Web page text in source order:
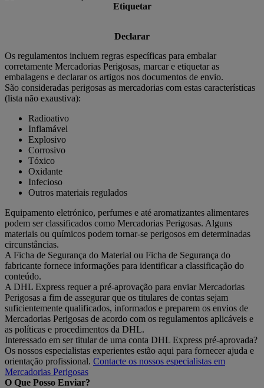
Etiquetar
Declarar
Os regulamentos incluem regras específicas para embalar
corretamente Mercadorias Perigosas, marcar e etiquetar as
embalagens e declarar os artigos nos documentos de envio.
São consideradas perigosas as mercadorias com estas características
(lista não exaustiva):
Radioativo
Inflamável
Explosivo
Corrosivo
Tóxico
Oxidante
Infecioso
Outros materiais regulados
Equipamento eletrónico, perfumes e até aromatizantes alimentares
podem ser classificados como Mercadorias Perigosas. Alguns
materiais ou químicos podem tornar-se perigosos em determinadas
circunstâncias.
A Ficha de Segurança do Material ou Ficha de Segurança do
fabricante fornece informações para identificar a classificação do
conteúdo.
A DHL Express requer a pré-aprovação para enviar Mercadorias
Perigosas a fim de assegurar que os titulares de contas sejam
suficientemente qualificados, informados e preparem os envios de
Mercadorias Perigosas de acordo com os regulamentos aplicáveis e
as políticas e procedimentos da DHL.
Interessado em ser titular de uma conta DHL Express pré-aprovada?
Os nossos especialistas experientes estão aqui para fornecer ajuda e
orientação profissional. Contacte os nossos especialistas em
Mercadorias Perigosas
O Que Posso Enviar?